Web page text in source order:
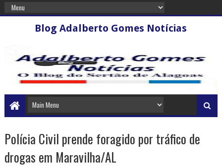
Blog Adalberto Gomes Notícias
Polícia Civil prende foragido por tráfico de
drogas em Maravilha/AL